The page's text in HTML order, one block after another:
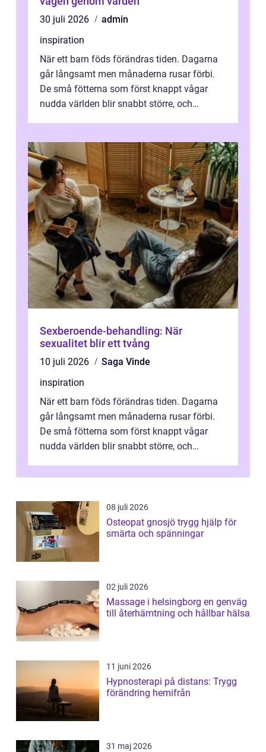
30 juli 2026
admin
inspiration
När ett barn föds förändras tiden. Dagarna
går långsamt men månaderna rusar förbi.
De små fötterna som först knappt vågar
nudda världen blir snabbt större, och
Sexberoende-behandling: När
sexualitet blir ett tvång
10 juli 2026
Saga Vinde
inspiration
När ett barn föds förändras tiden. Dagarna
går långsamt men månaderna rusar förbi.
De små fötterna som först knappt vågar
nudda världen blir snabbt större, och
08 juli 2026
Osteopat gnosjö trygg hjälp för
smärta och spänningar
02 juli 2026
Massage i helsingborg en genväg
till återhämtning och hållbar hälsa
11 juni 2026
Hypnosterapi på distans: Trygg
förändring hemifrån
31 maj 2026